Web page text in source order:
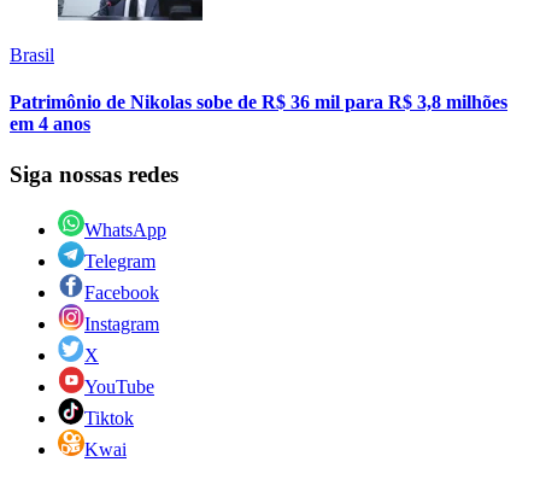
Brasil
Patrimônio de Nikolas sobe de R$ 36 mil para R$ 3,8 milhões
em 4 anos
Siga nossas redes
WhatsApp
Telegram
Facebook
Instagram
X
YouTube
Tiktok
Kwai